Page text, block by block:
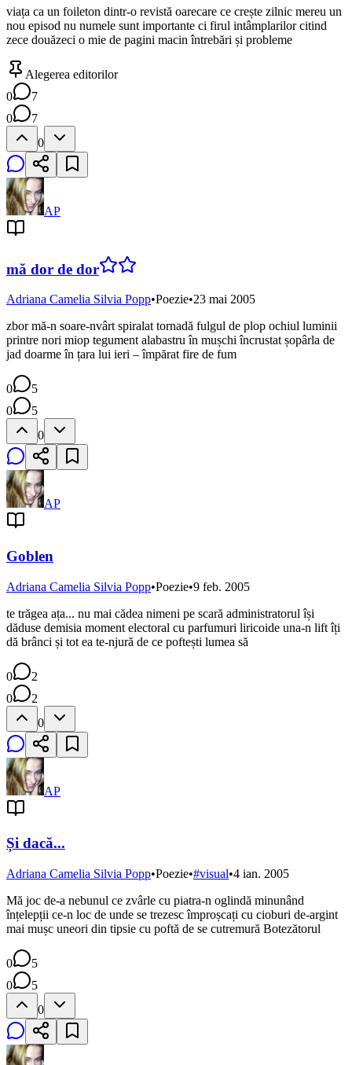
viața ca un foileton dintr-o revistă oarecare ce crește zilnic mereu un
nou episod nu numele sunt importante ci firul intâmplarilor citind
zece douăzeci o mie de pagini macin întrebări și probleme
Alegerea editorilor
0
7
0
7
0
AP
mă dor de dor
Adriana Camelia Silvia Popp•Poezie•23 mai 2005
zbor mă-n soare-nvârt spiralat tornadă fulgul de plop ochiul luminii
printre nori miop tegument alabastru în mușchi încrustat șopârla de
jad doarme în țara lui ieri – împărat fire de fum
0
5
0
5
0
AP
Goblen
Adriana Camelia Silvia Popp•Poezie•9 feb. 2005
te trăgea ața... nu mai cădea nimeni pe scară administratorul își
dăduse demisia moment electoral cu parfumuri liricoide una-n lift îți
dă brânci și tot ea te-njură de ce poftești lumea să
0
2
0
2
0
AP
Și dacă...
Adriana Camelia Silvia Popp•Poezie•#visual•4 ian. 2005
Mă joc de-a nebunul ce zvârle cu piatra-n oglindă minunând
înțelepții ce-n loc de unde se trezesc împroșcați cu cioburi de-argint
mai mușc uneori din tipsie cu poftă de se cutremură Botezătorul
0
5
0
5
0